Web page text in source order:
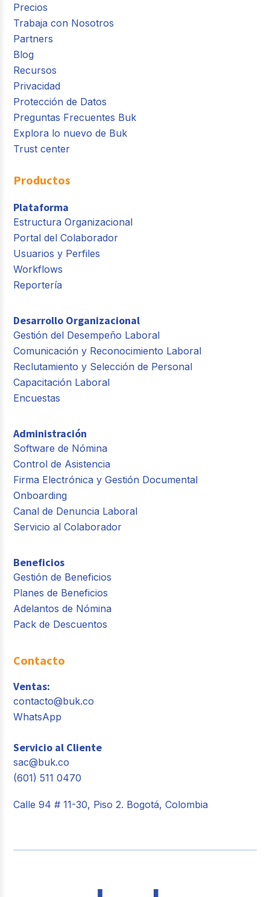
Precios
Trabaja con Nosotros
Partners
Blog
Recursos
Privacidad
Protección de Datos
Preguntas Frecuentes Buk
Explora lo nuevo de Buk
Trust center
Productos
Plataforma
Estructura Organizacional
Portal del Colaborador
Usuarios y Perfiles
Workflows
Reportería
Desarrollo Organizacional
Gestión del Desempeño Laboral
Comunicación y Reconocimiento Laboral
Reclutamiento y Selección de Personal
Capacitación Laboral
Encuestas
Administración
Software de Nómina
Control de Asistencia
Firma Electrónica y Gestión Documental
Onboarding
Canal de Denuncia Laboral
Servicio al Colaborador
Beneficios
Gestión de Beneficios
Planes de Beneficios
Adelantos de Nómina
Pack de Descuentos
Contacto
Ventas:
contacto@buk.co
WhatsApp
Servicio al Cliente
sac@buk.co
(601) 511 0470
Calle 94 # 11-30, Piso 2. Bogotá, Colombia